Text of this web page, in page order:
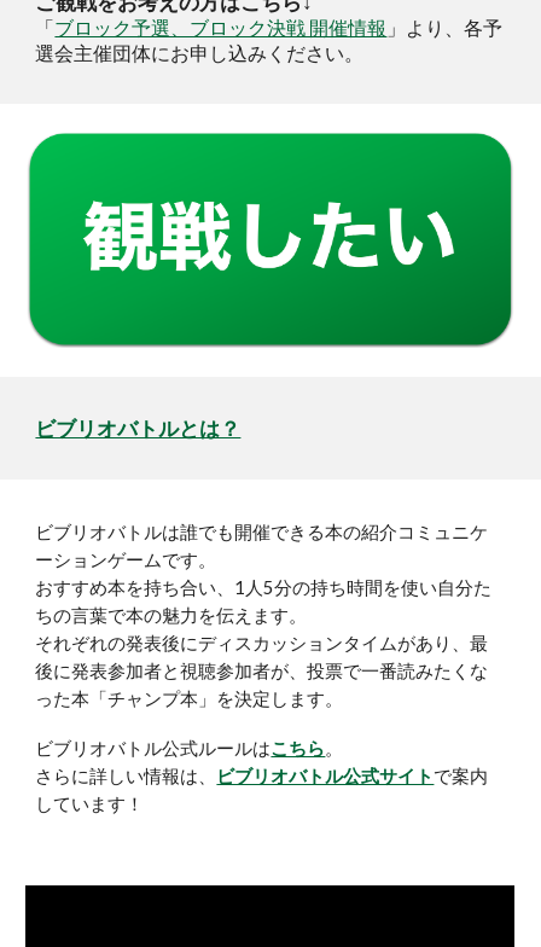
「ブロック予選、ブロック決戦 開催情報 」より、各予
選会主催団体にお申し込みください。
ビブリオバトルとは？
ビブリオバトルは誰でも開催できる本の紹介コミュニケ
ーションゲームです。
おすすめ本を持ち合い
1人5分の持ち時間を使い自分た
ちの言葉で本の魅力を伝えます。
それぞれの発表後にディスカッションタイムがあり
、最
後に発表参加者と視聴参加者が 、投票で一番読みたくな
った本「チャンプ本」を決定します。
ビブリオバトル公式ルールはこちら。
さらに詳しい情報は
ビブリオバトル公式サイト で案内
しています！